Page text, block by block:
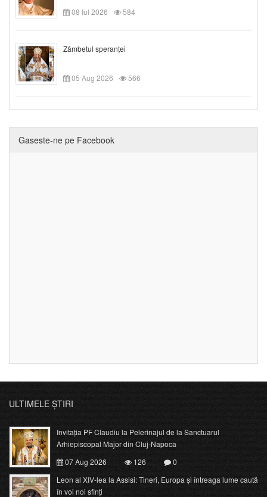
08 Iul 2026
584
Zâmbetul speranței
05 Aug 2026 566
Gaseste-ne pe Facebook
ULTIMELE ȘTIRI
Invitația PF Claudiu la Pelerinajul de la Sanctuarul
Arhiepiscopal Major din Cluj-Napoca
07 Aug 2026
126
0
Leon al XIV-lea la Assisi: Tineri, Europa și întreaga lume caută
în voi noi sfinți